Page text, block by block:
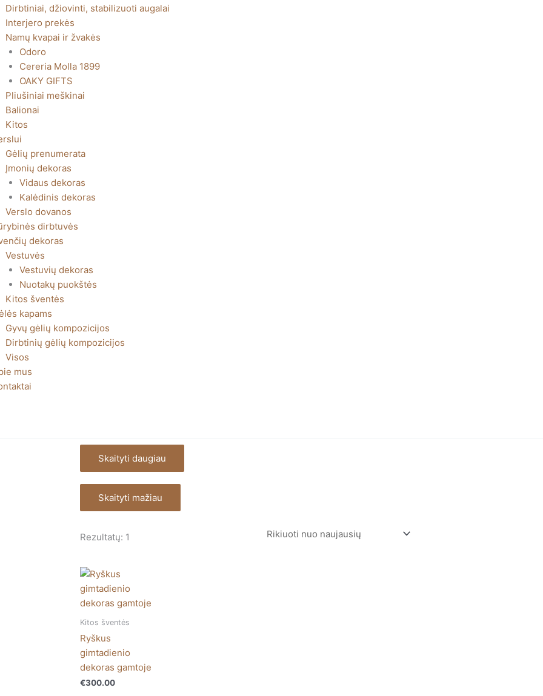
Dirbtiniai, džiovinti, stabilizuoti augalai
Interjero prekės
Namų kvapai ir žvakės
Odoro
Cereria Molla 1899
OAKY GIFTS
Pliušiniai meškinai
Balionai
Kitos
Gėlių prenumerata
Įmonių dekoras
Vidaus dekoras
Kalėdinis dekoras
Verslo dovanos
dirbtuvės
dekoras
Vestuvės
Vestuvių dekoras
Nuotakų puokštės
Kitos šventės
kapams
Gyvų gėlių kompozicijos
Dirbtinių gėlių kompozicijos
Visos
mus
Skaityti daugiau
Skaityti mažiau
Rezultatų: 1
Kitos šventės
Ryškus
gimtadienio
dekoras gamtoje
€300.00